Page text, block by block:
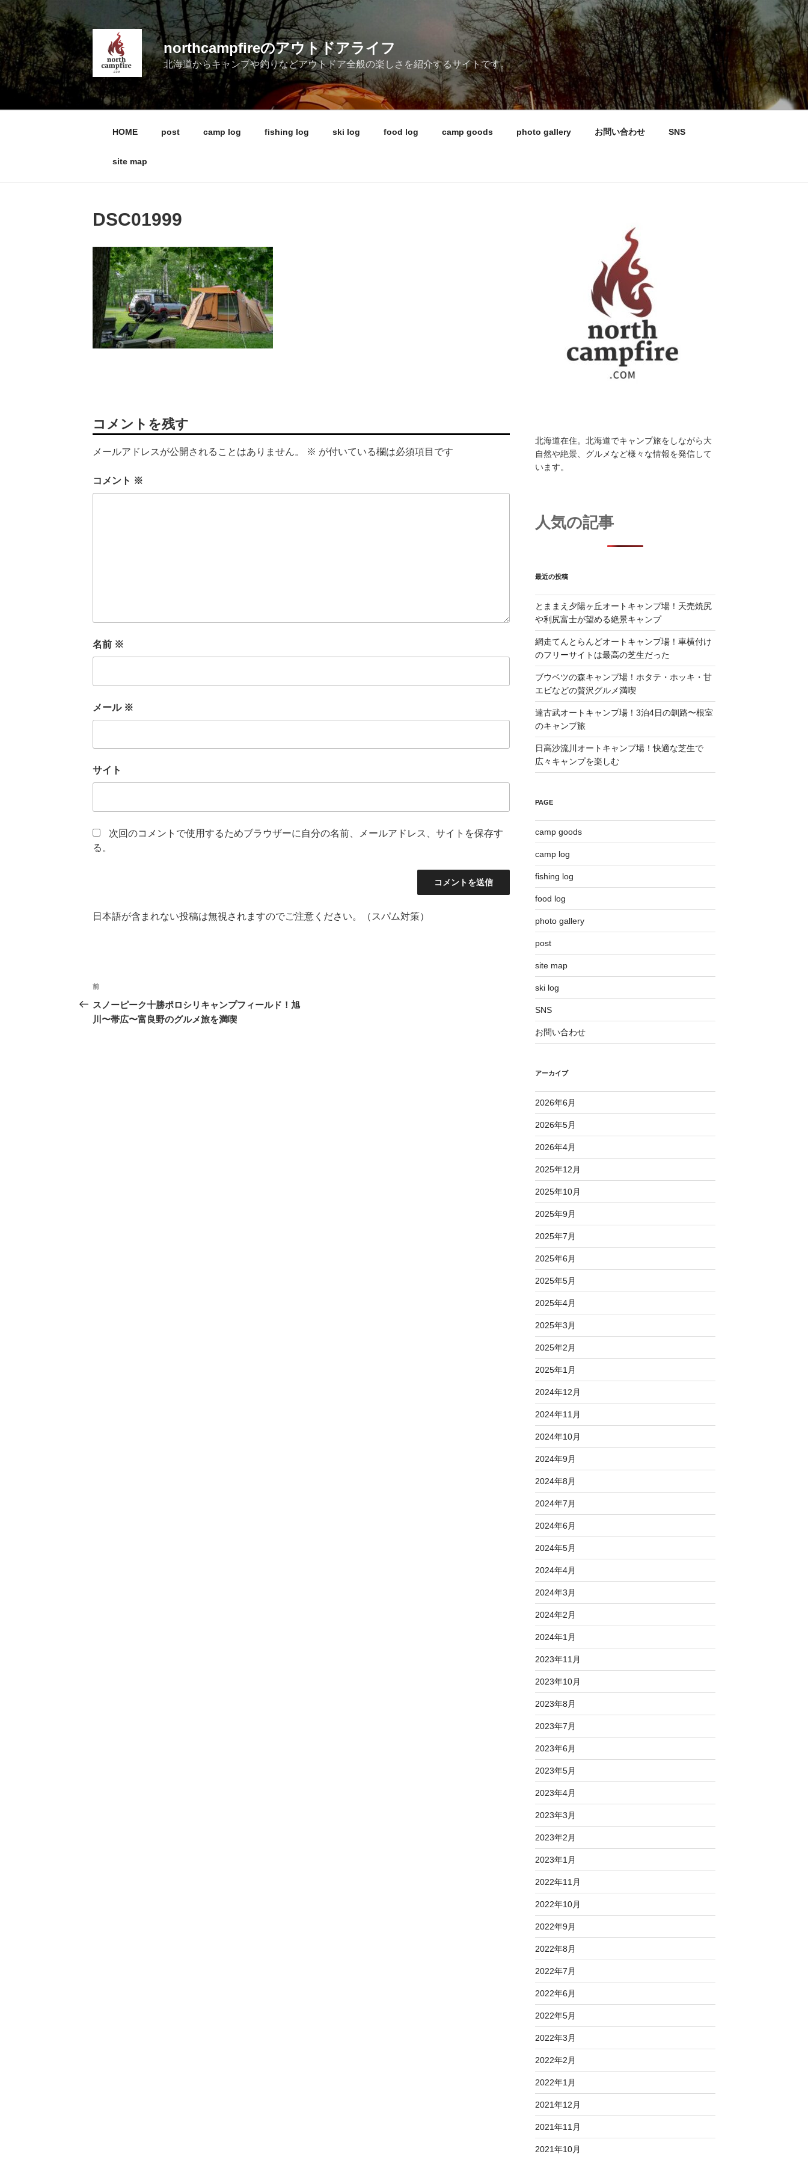
コ
ン
テ
ン
ツ
へ
キ
northcampfireのアウトドアライフ
北海道からキャンプや釣りなどアウトドア全般の楽しさを紹介するサイトです。
HOME post camp log fishing log ski log food log camp goods photo gallery お問い合わせ SNS
site map
DSC01999
コメントを残す
メールアドレスが公開されることはありません。 ※ が付いている欄は必須項目です
コメント ※
名前 ※
メール ※
サイト
次回のコメントで使用するためブラウザーに自分の名前、メールアドレス、サイトを保存す
る。
日本語が含まれない投稿は無視されますのでご注意ください。（スパム対策）
投
稿
ナ
前
の
投
前
スノーピーク十勝ポロシリキャンプフィールド！旭
川〜帯広〜富良野のグルメ旅を満喫
北海道在住。北海道でキャンプ旅をしながら大
自然や絶景、グルメなど様々な情報を発信して
います。
人気の記事
最近の投稿
とままえ夕陽ヶ丘オートキャンプ場！天売焼尻
や利尻富士が望める絶景キャンプ
網走てんとらんどオートキャンプ場！車横付け
のフリーサイトは最高の芝生だった
ブウベツの森キャンプ場！ホタテ・ホッキ・甘
エビなどの贅沢グルメ満喫
達古武オートキャンプ場！3泊4日の釧路〜根室
のキャンプ旅
日高沙流川オートキャンプ場！快適な芝生で
広々キャンプを楽しむ
PAGE
camp goods
camp log
fishing log
food log
photo gallery
post
site map
ski log
SNS
お問い合わせ
アーカイブ
2026年6月
2026年5月
2026年4月
2025年12月
2025年10月
2025年9月
2025年7月
2025年6月
2025年5月
2025年4月
2025年3月
2025年2月
2025年1月
2024年12月
2024年11月
2024年10月
2024年9月
2024年8月
2024年7月
2024年6月
2024年5月
2024年4月
2024年3月
2024年2月
2024年1月
2023年11月
2023年10月
2023年8月
2023年7月
2023年6月
2023年5月
2023年4月
2023年3月
2023年2月
2023年1月
2022年11月
2022年10月
2022年9月
2022年8月
2022年7月
2022年6月
2022年5月
2022年3月
2022年2月
2022年1月
2021年12月
2021年11月
2021年10月